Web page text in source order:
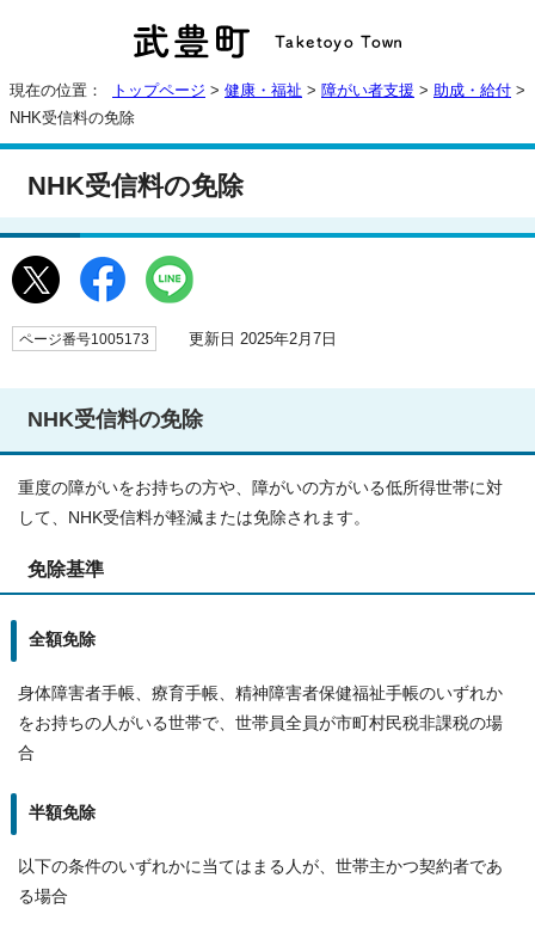
現在の位置： トップページ > 健康・福祉 > 障がい者支援 > 助成・給付 >
NHK受信料の免除
NHK受信料の免除
ページ番号1005173 更新日 2025年2月7日
NHK受信料の免除
重度の障がいをお持ちの方や、障がいの方がいる低所得世帯に対
して、NHK受信料が軽減または免除されます。
免除基準
全額免除
身体障害者手帳、療育手帳、精神障害者保健福祉手帳のいずれか
をお持ちの人がいる世帯で、世帯員全員が市町村民税非課税の場
合
半額免除
以下の条件のいずれかに当てはまる人が、世帯主かつ契約者であ
る場合